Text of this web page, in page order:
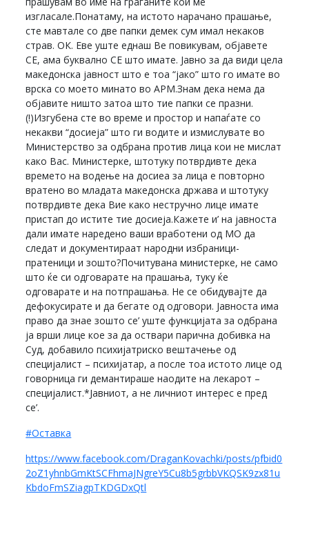
изгласале.Понатаму, на истото нарачано прашање,
сте мавтале со две папки демек сум имал некаков
страв. ОК. Еве уште еднаш Ве повикувам, објавете
СЕ, ама буквално СЕ што имате. Јавно за да види цела
македонска јавност што е тоа “јако” што го имате во
врска со моето минато во АРМ.Знам дека нема да
објавите ништо затоа што тие папки се празни.
(!)Изгубена сте во време и простор и напаѓате со
некакви “досиеја” што ги водите и измислувате во
Министерство за одбрана против лица кои не мислат
како Вас. Министерке, штотуку потврдивте дека
времето на водење на досиеа за лица е повторно
вратено во младата македонска држава и штотуку
потврдивте дека Вие како нестручно лице имате
пристап до истите тие досиеја.Кажете и’ на јавноста
дали имате наредено ваши вработени од МО да
следат и документираат народни избраници-
пратеници и зошто?Почитувана министерке, не само
што ќе си одговарате на прашања, туку ќе
одговарате и на потпрашања. Не се обидувајте да
дефокусирате и да бегате од одговори. Јавноста има
право да знае зошто се’ уште функцијата за одбрана
ја врши лице кое за да оствари парична добивка на
Суд, добавило психијатриско вештачење од
специјалист – психијатар, а после тоа истото лице од
говорница ги демантираше наодите на лекарот –
специјалист.*Јавниот, а не личниот интерес е пред
се’.
#Оставка
https://www.facebook.com/DraganKovachki/posts/pfbid0
2oZ1yhnbGmKtSCFhmaJNgreY5Cu8b5grbbVKQSK9zx81u
KbdoFmSZiagpTKDGDxQtl